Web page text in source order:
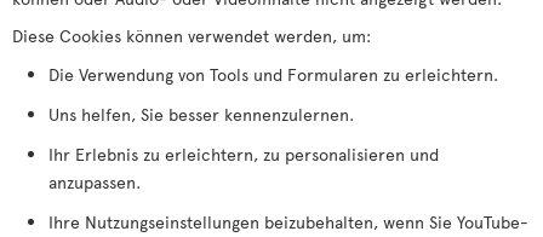
Diese Cookies können verwendet werden, um:
Die Verwendung von Tools und Formularen zu erleichtern.
Uns helfen, Sie besser kennenzulernen.
Ihr Erlebnis zu erleichtern, zu personalisieren und
anzupassen.
Ihre Nutzungseinstellungen beizubehalten, wenn Sie YouTube-